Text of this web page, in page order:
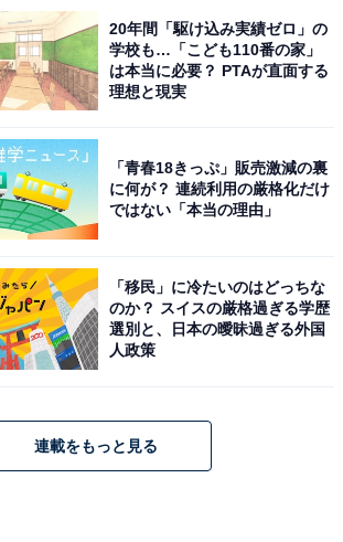
い。また、記事中の宿泊プランを予約
部がオールアバウトに還元されること
記事の執筆者： All About ニュース 旅行
ら今泊まりたい宿を厳選してご紹介。日々更新
しむための秘けつが満載です。さらに、ここで
ンテンツも充実。編集部員による宿泊レビュー
トだけでは分からないリアルな様子を紹介しま
...続きを読む
湯ったりの宿 松楓楼 松屋」が選ばれる理由
20年間「駆け込み実績ゼロ」の
学校も…「こども110番の家」
は本当に必要？ PTAが直面する
理想と現実
「青春18きっぷ」販売激減の裏
に何が？ 連続利用の厳格化だけ
ではない「本当の理由」
「移民」に冷たいのはどっちな
のか？ スイスの厳格過ぎる学歴
選別と、日本の曖昧過ぎる外国
人政策
連載をもっと見る